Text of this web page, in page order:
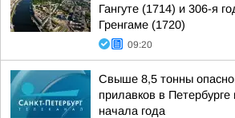
Гангуте (1714) и 306-я
Гренгаме (1720)
09:20
Свыше 8,5 тонны
прилавков в
начала года